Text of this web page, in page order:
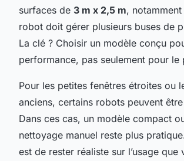
surfaces de 3 m x 2,5 m,
robot doit gérer plusieurs buses de
La clé ? Choisir un modèle conçu
performance, pas seulement pour le
Pour les petites fenêtres étroites ou
anciens, certains robots peuvent
Dans ces cas, un modèle compact
nettoyage manuel reste plus
est de rester réaliste sur l’usage que